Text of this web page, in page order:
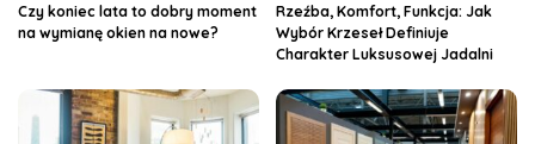
Czy koniec lata to dobry moment
na wymianę okien na nowe?
Rzeźba, Komfort, Funkcja: Jak
Wybór Krzeseł Definiuje
Charakter Luksusowej Jadalni